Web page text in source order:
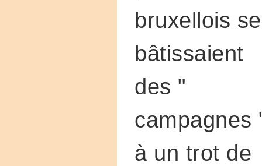
bruxellois se
bâtissaient
des "
campagnes
à un trot de